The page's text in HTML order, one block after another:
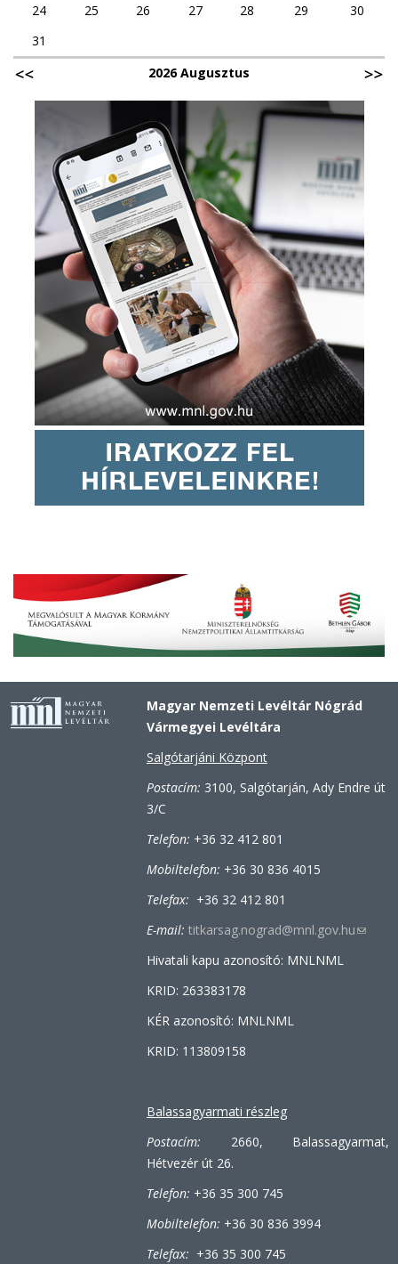
24
25 26 27 28 29
30
31
2026 Augusztus
Magyar Nemzeti Levéltár Nógrád
Vármegyei Levéltára
Salgótarjáni Központ
Postacím: 3100, Salgótarján, Ady Endre út
3/C
Telefon: +36 32 412 801
Mobiltelefon: +36 30 836 4015
Telefax: +36 32 412 801
E-mail: titkarsag.nograd@mnl.gov.hu(link
Hivatali kapu azonosító: MNLNML
KRID: 263383178
KÉR azonosító: MNLNML
KRID: 113809158
Balassagyarmati részleg
Postacím: 2660, Balassagyarmat,
Hétvezér út 26.
Telefon: +36 35 300 745
Mobiltelefon: +36 30 836 3994
Telefax: +36 35 300 745